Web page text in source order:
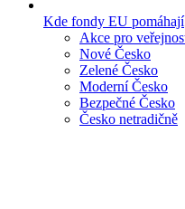
Kde fondy EU pomáhají
Akce pro
Nové Česko
Zelené Česko
Moderní Česko
Bezpečné Česko
Česko netradičně